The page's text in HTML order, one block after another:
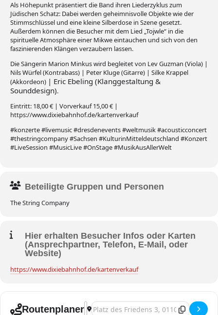
Als Höhepunkt präsentiert die Band ihren Liederzyklus zum
Jüdischen Schatz: Dabei werden geheimnisvolle Objekte wie der
Stimmschlüssel und eine kleine Silberdose in Szene gesetzt.
Außerdem können die Besucher mit dem Lied „Tojwle“ in die
spirituelle Atmosphäre einer Mikwe eintauchen und sich von den
faszinierenden Klängen verzaubern lassen.
Die Sängerin Marion Minkus wird begleitet von Lev Guzman (Viola) |
Nils Würfel (Kontrabass) | Peter Kluge (Gitarre) | Silke Krappel
(Akkordeon) | Eric Ebeling (Klanggestaltung &
Sounddesign).
Eintritt: 18,00 € | Vorverkauf 15,00 € |
https://www.dixiebahnhof.de/kartenverkauf
#konzerte #livemusic #dresdenevents #weltmusik #acousticconcert
#thestringcompany #Sachsen #KulturinMitteldeutschland #Konzert
#LiveSession #MusicLive #OnStage #MusikAusAllerWelt
Beteiligte Gruppen und Personen
The String Company
Hier erhalten Besucher Infos oder Karten
(Ansprechpartner, Telefon, E-Mail, oder
Website)
https://www.dixiebahnhof.de/kartenverkauf
RoutenplanerAddress - Dresden, Konzert | Klez &
Destination Address - Dresden,